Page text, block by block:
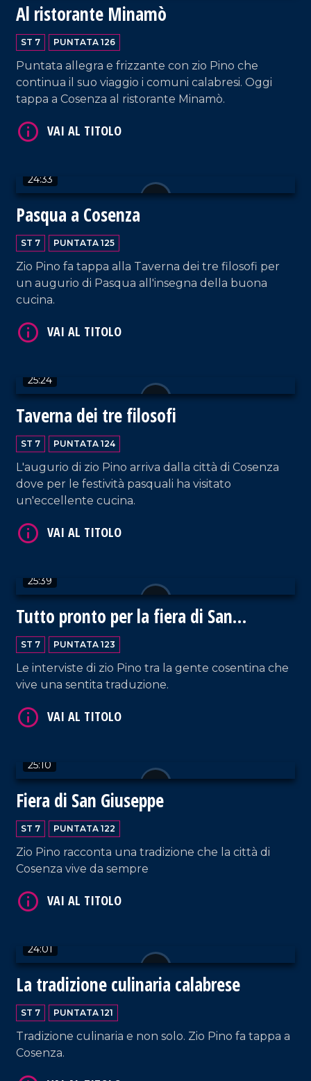
Al ristorante Minamò
ST 7 PUNTATA 126
Puntata allegra e frizzante con zio Pino che
continua il suo viaggio i comuni calabresi. Oggi
tappa a Cosenza al ristorante Minamò.
24:33
Pasqua a Cosenza
ST 7 PUNTATA 125
Zio Pino fa tappa alla Taverna dei tre filosofi per
un augurio di Pasqua all'insegna della buona
cucina.
25:24
Taverna dei tre filosofi
ST 7 PUNTATA 124
L'augurio di zio Pino arriva dalla città di Cosenza
dove per le festività pasquali ha visitato
un'eccellente cucina.
25:39
Tutto pronto per la fiera di San
Giuseppe
ST 7 PUNTATA 123
Le interviste di zio Pino tra la gente cosentina che
vive una sentita traduzione.
25:10
Fiera di San Giuseppe
ST 7 PUNTATA 122
Zio Pino racconta una tradizione che la città di
Cosenza vive da sempre
24:01
La tradizione culinaria calabrese
ST 7 PUNTATA 121
Tradizione culinaria e non solo. Zio Pino fa tappa a
Cosenza.
VAI AL TITOLO
VAI AL TITOLO
VAI AL TITOLO
VAI AL TITOLO
VAI AL TITOLO